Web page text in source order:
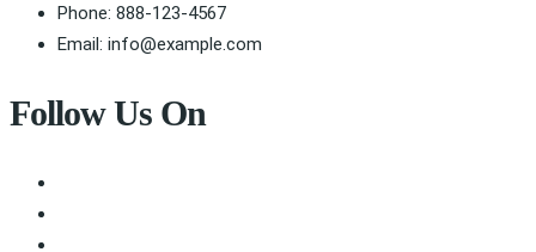
Phone: 888-123-4567
Email: info@example.com
Follow Us On